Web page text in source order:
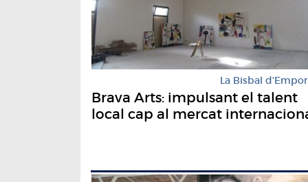
La Bisbal
Brava Arts: impulsant el talent
local cap al mercat